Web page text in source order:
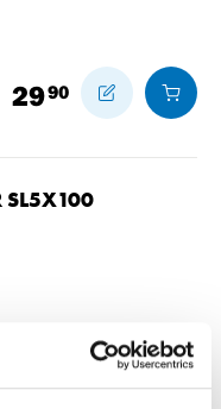
2990
SL5X100